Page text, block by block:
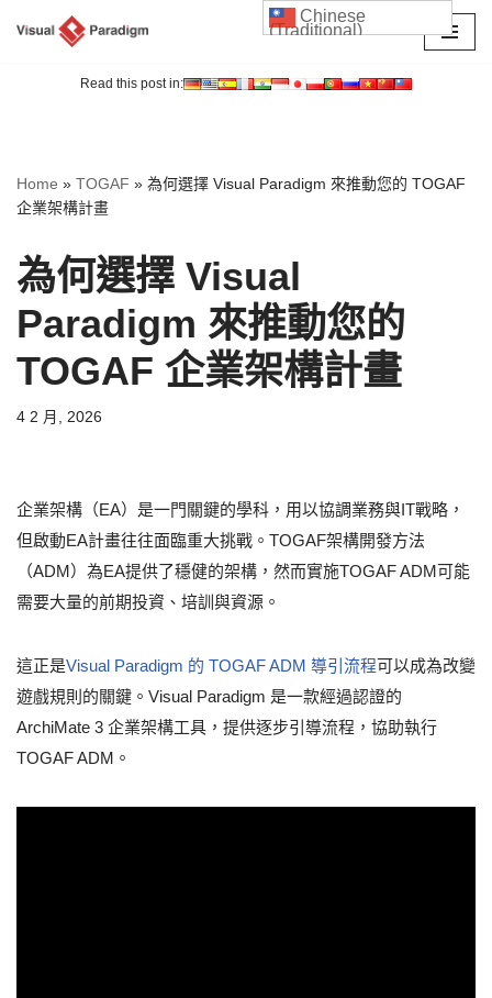
Read this post in:
Home » TOGAF » 為何選擇 Visual Paradigm 來推動您的 TOGAF
企業架構計畫
為何選擇 Visual
Paradigm 來推動您的
TOGAF 企業架構計畫
4 2 月, 2026
企業架構（EA）是一門關鍵的學科，用以協調業務與IT戰略，
但啟動EA計畫往往面臨重大挑戰。TOGAF架構開發方法
（ADM）為EA提供了穩健的架構，然而實施TOGAF ADM可能
需要大量的前期投資、培訓與資源。
這正是Visual Paradigm 的 TOGAF ADM 導引流程可以成為改變
遊戲規則的關鍵。Visual Paradigm 是一款經過認證的
ArchiMate 3 企業架構工具，提供逐步引導流程，協助執行
TOGAF ADM。
Chinese
(Traditional)